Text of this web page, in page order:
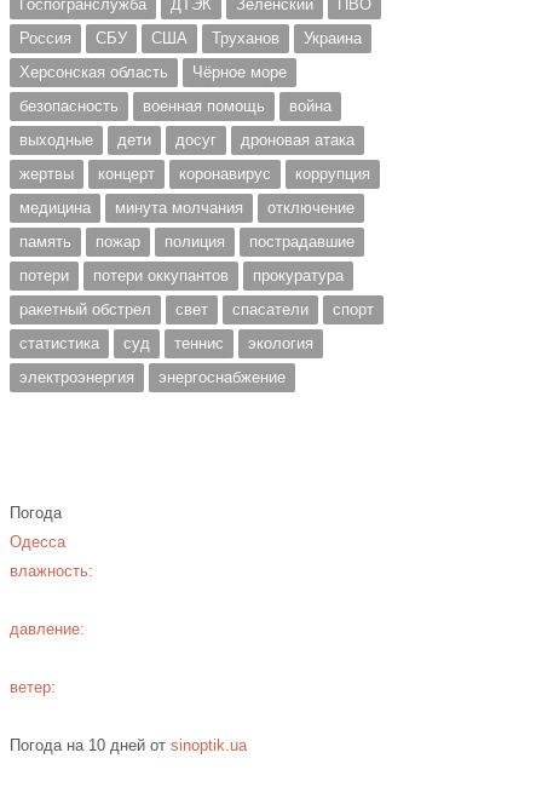
Госпогранслужба
ДТЭК Зеленский
ПВО
Россия
СБУ США Труханов
Украина
Херсонская область
Чёрное море
безопасность
военная помощь
война
выходные
дети досуг
дроновая атака
жертвы
концерт коронавирус
коррупция
медицина
минута молчания
отключение
память
пожар полиция
пострадавшие
потери
потери оккупантов
прокуратура
ракетный обстрел
свет спасатели
спорт
статистика
суд теннис
экология
электроэнергия
энергоснабжение
Погода
Одесса
влажность:
давление:
ветер:
Погода на 10 дней отsinoptik.ua